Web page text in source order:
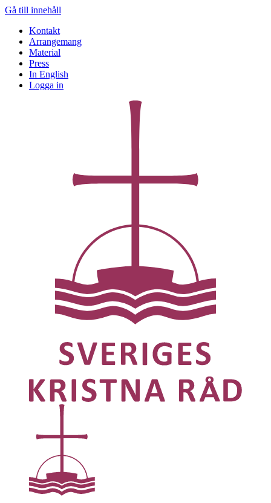
Gå till innehåll
Kontakt
Arrangemang
Material
Press
In English
Logga in